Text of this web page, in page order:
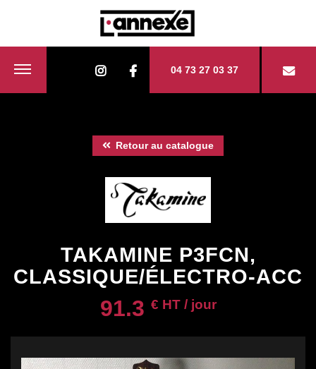
04 73 27 03 37
Retour au catalogue
TAKAMINE P3FCN,
CLASSIQUE/ÉLECTRO-ACC
91.3 € HT / jour